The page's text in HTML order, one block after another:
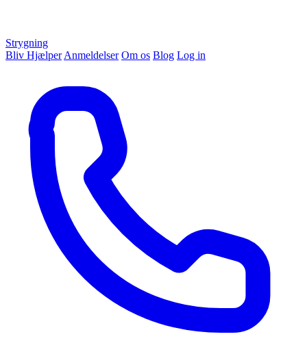
Strygning
Bliv Hjælper Anmeldelser Om os Blog Log in